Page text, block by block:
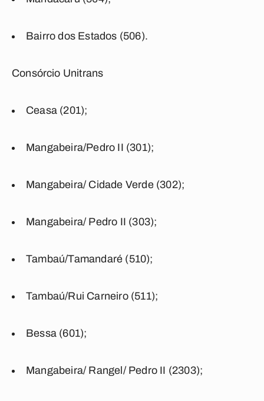
Bairro dos Estados (506).
Consórcio Unitrans
Ceasa (201);
Mangabeira/Pedro II (301);
Mangabeira/ Cidade Verde (302);
Mangabeira/ Pedro II (303);
Tambaú/Tamandaré (510);
Tambaú/Rui Carneiro (511);
Bessa (601);
Mangabeira/ Rangel/ Pedro II (2303);